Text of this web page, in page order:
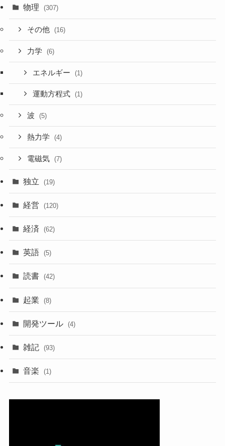
物理 (307)
その他 (16)
力学 (6)
エネルギー (1)
運動方程式 (1)
波 (5)
熱力学 (4)
電磁気 (7)
独立 (19)
経営 (120)
経済 (62)
英語 (5)
読書 (42)
起業 (8)
開発ツール (4)
雑記 (93)
音楽 (1)